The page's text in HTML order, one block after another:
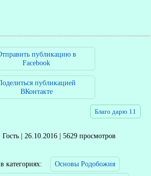
публикацию в
Facebook
публикацией
ВКонтакте
Благо дарю 11
| 26.10.2016 | 5629 просмотров
категориях: Основы Родобожия